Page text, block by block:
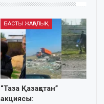
БАСТЫ ЖАҢАЛЫҚ
“Таза Қазақстан”
акциясы: